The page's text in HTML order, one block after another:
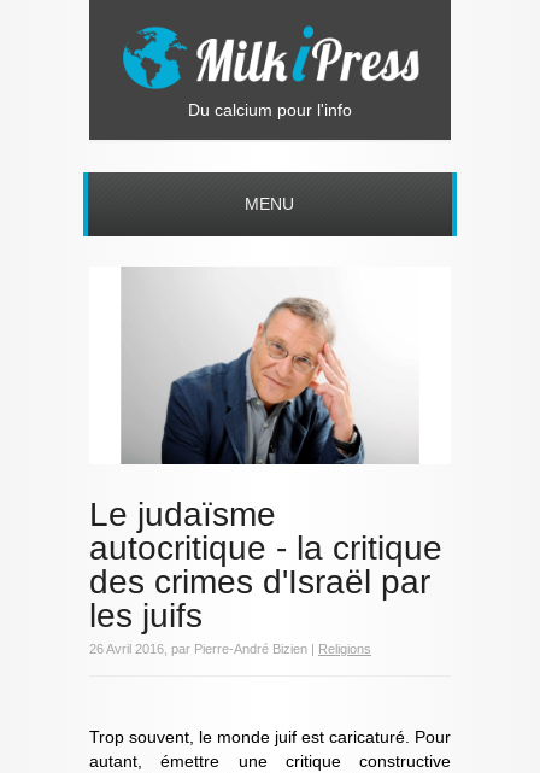
Du calcium pour l'info
MENU
Le judaïsme
autocritique - la critique
des crimes d'Israël par
les juifs
26 Avril 2016, par Pierre-André Bizien | Religions
Trop souvent, le monde juif est caricaturé. Pour
autant, émettre une critique constructive